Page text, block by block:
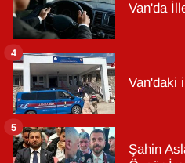
Van'da
Van'daki
4
Şahin
5